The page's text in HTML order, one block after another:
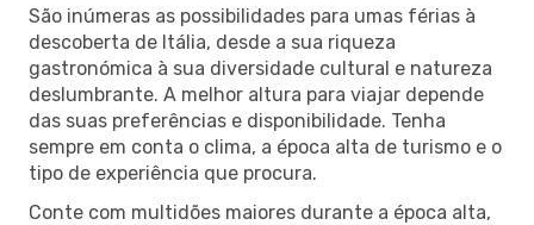
São inúmeras as possibilidades para umas férias à
descoberta de Itália, desde a sua riqueza
gastronómica à sua diversidade cultural e natureza
deslumbrante. A melhor altura para viajar depende
das suas preferências e disponibilidade. Tenha
sempre em conta o clima, a época alta de turismo e o
tipo de experiência que procura.
Conte com multidões maiores durante a época alta,